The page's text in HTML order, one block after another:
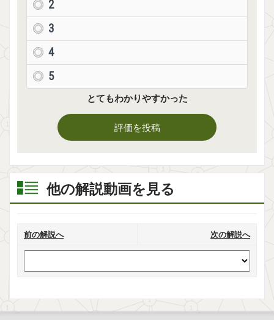
2
3
4
5
とてもわかりやすかった
評価を投稿
他の解説動画を見る
前の解説へ 次の解説へ